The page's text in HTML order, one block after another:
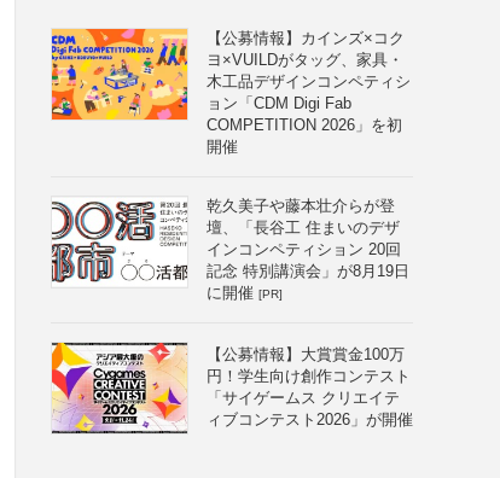
【公募情報】カインズ×コク
ヨ×VUILDがタッグ、家具・
木工品デザインコンペティシ
ョン「CDM Digi Fab
COMPETITION 2026」を初
開催
乾久美子や藤本壮介らが登
壇、「長谷工 住まいのデザ
インコンペティション 20回
記念 特別講演会」が8月19日
に開催 [PR]
【公募情報】大賞賞金100万
円！学生向け創作コンテスト
「サイゲームス クリエイテ
ィブコンテスト2026」が開催